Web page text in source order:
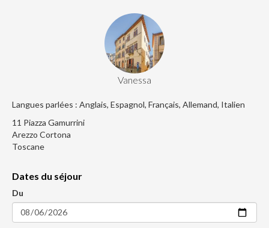
Vanessa
Langues parlées : Anglais, Espagnol, Français, Allemand, Italien
11 Piazza Gamurrini
Arezzo Cortona
Toscane
Dates du séjour
Du